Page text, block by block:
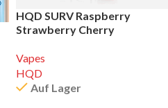
HQD SURV Raspberry
Strawberry Cherry
Vapes
HQD
Auf Lager